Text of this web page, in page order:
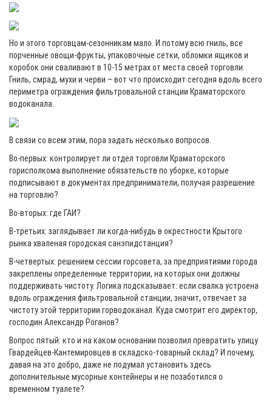
Но и этого торговцам-сезонникам мало. И потому всю гниль, все
порченные овощи-фрукты, упаковочные сетки, обломки ящиков и
коробок они сваливают в 10-15 метрах от места своей торговли.
Гниль, смрад, мухи и черви – вот что происходит сегодня вдоль всего
периметра ограждения фильтровальной станции Краматорского
водоканала.
В связи со всем этим, пора задать несколько вопросов.
Во-первых: контролирует ли отдел торговли Краматорского
горисполкома выполнение обязательств по уборке, которые
подписывают в документах предприниматели, получая разрешение
на торговлю?
Во-вторых: где ГАИ?
В-третьих: заглядывает ли когда-нибудь в окрестности Крытого
рынка хваленая городская санэпидстанция?
В-четвертых: решением сессии горсовета, за предприятиями города
закреплены определенные территории, на которых они должны
поддерживать чистоту. Логика подсказывает: если свалка устроена
вдоль ограждения фильтровальной станции, значит, отвечает за
чистоту этой территории горводоканал. Куда смотрит его директор,
господин Александр Роганов?
Вопрос пятый: кто и на каком основании позволил превратить улицу
Гвардейцев-Кантемировцев в складско-товарный склад? И почему,
давая на это добро, даже не подумал установить здесь
дополнительные мусорные контейнеры и не позаботился о
временном туалете?